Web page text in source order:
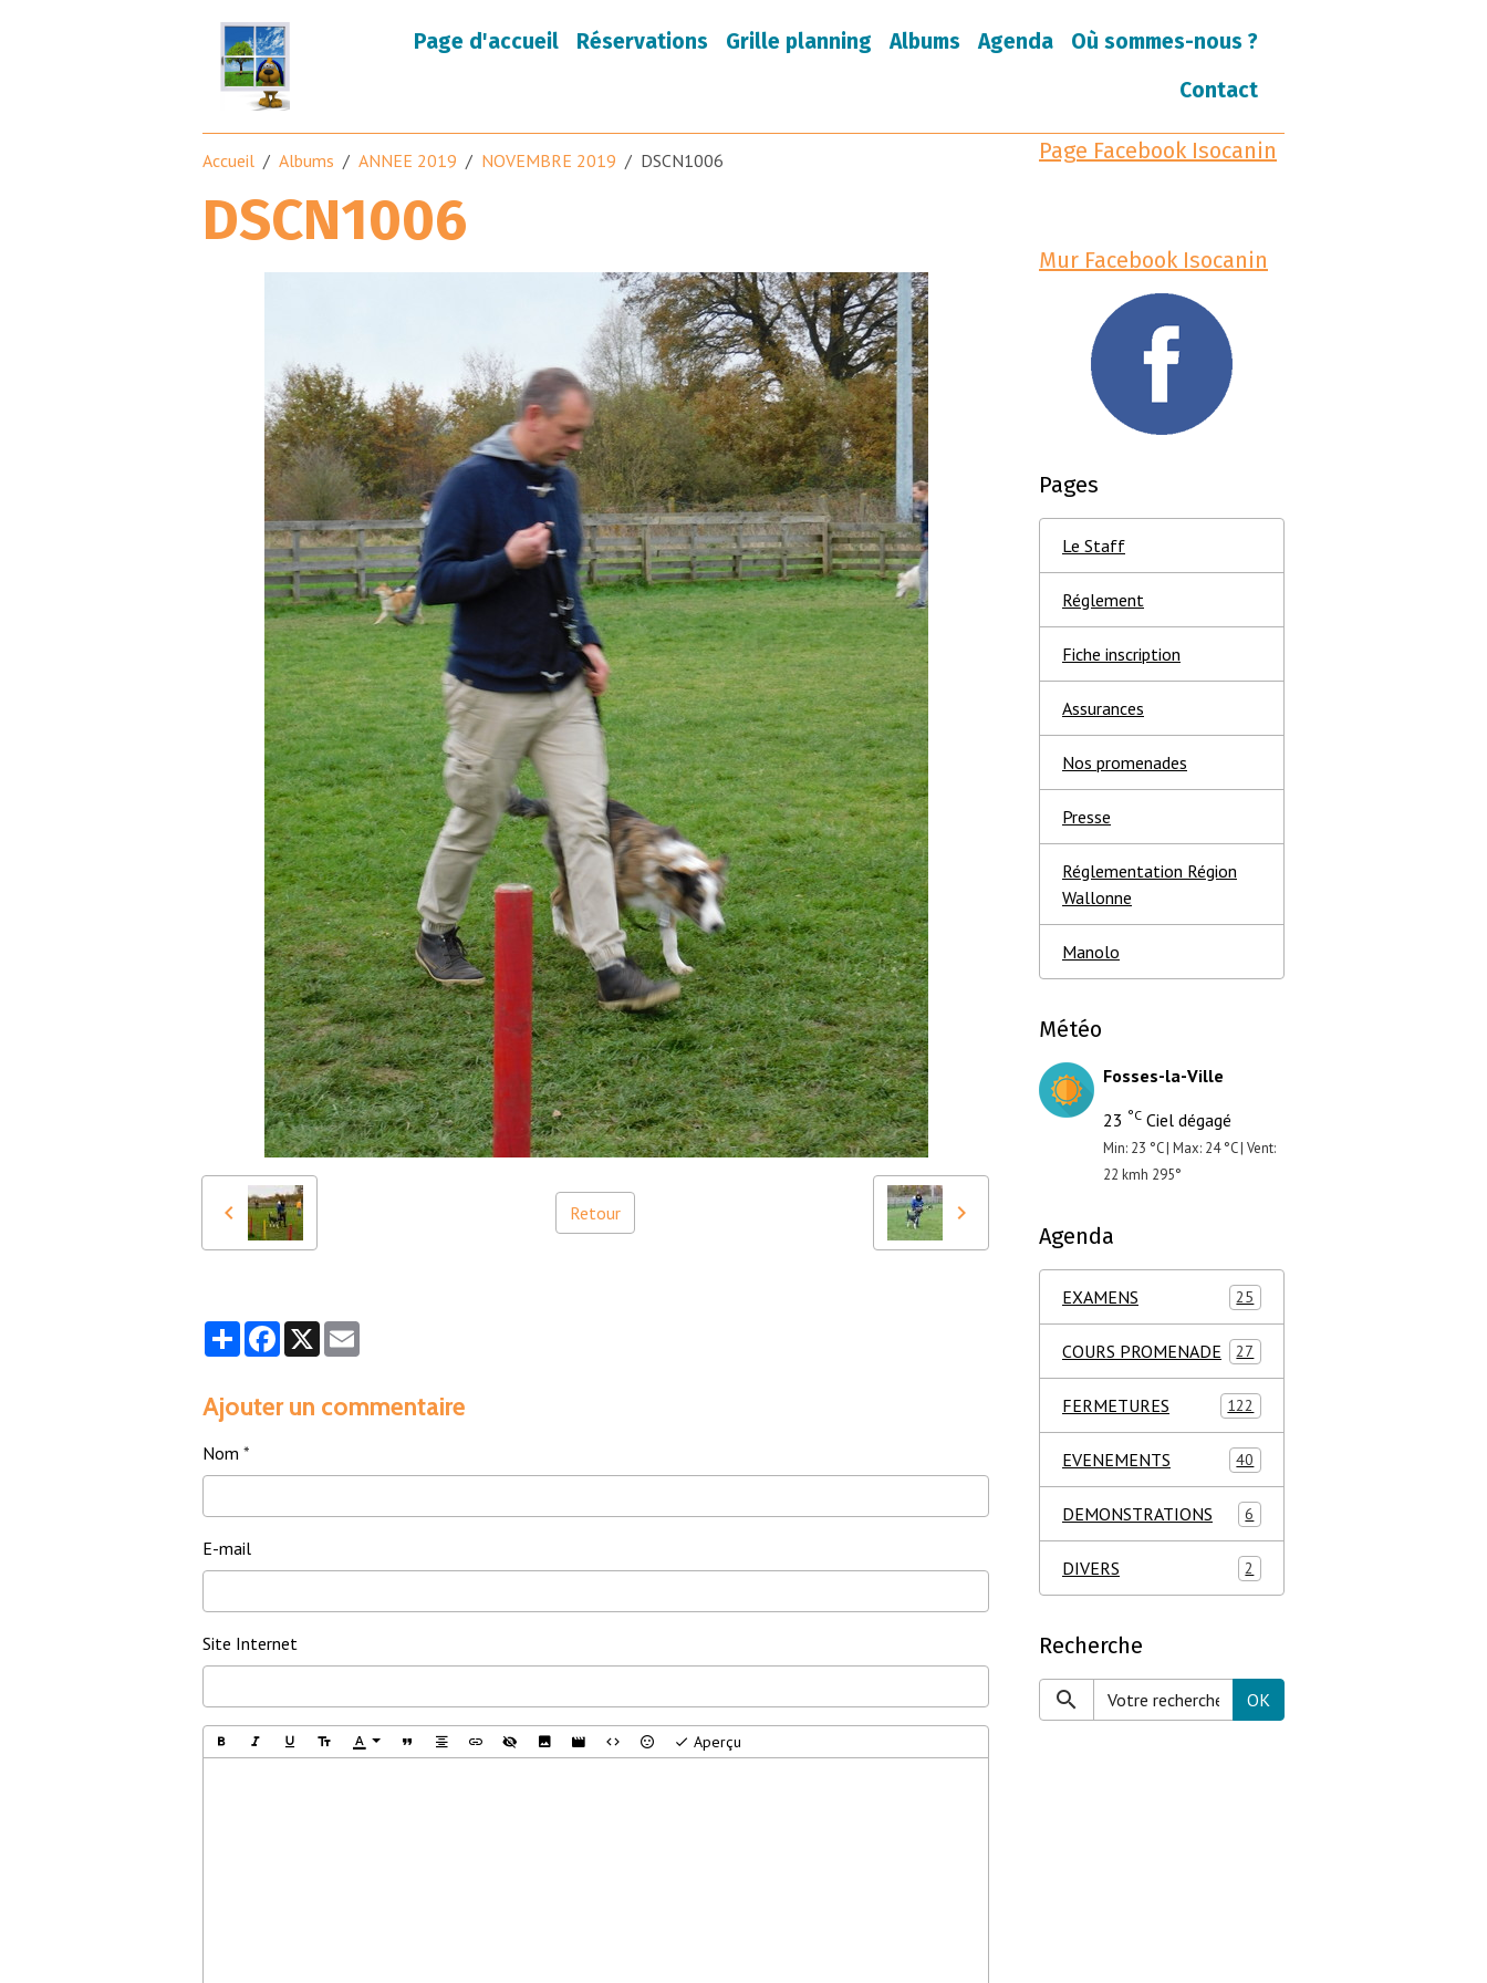
Page d'accueil Réservations Grille planning Albums Agenda
Où sommes-nous ?
Contact
Accueil Albums ANNEE 2019 NOVEMBRE 2019 DSCN1006
DSCN1006
Retour
PartagerFacebook
X
Ajouter un commentaire
Nom
E-mail
Site Internet
Aperçu
Page Facebook Isocanin
Mur Facebook Isocanin
Pages
Le Staff
Réglement
Fiche inscription
Assurances
Nos promenades
Presse
Réglementation Région
Wallonne
Manolo
Météo
Fosses-la-Ville
23 °C Ciel dégagé
Min: 23 °C | Max: 24 °C | Vent:
22 kmh 295°
Agenda
EXAMENS 25
COURS PROMENADE 27
FERMETURES 122
EVENEMENTS 40
DEMONSTRATIONS 6
DIVERS 2
Recherche
OK